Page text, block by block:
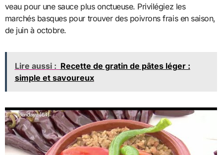
veau pour une sauce plus onctueuse. Privilégiez les
marchés basques pour trouver des poivrons frais en saison,
de juin à octobre.
Lire aussi : Recette de gratin de pâtes léger :
simple et savoureux